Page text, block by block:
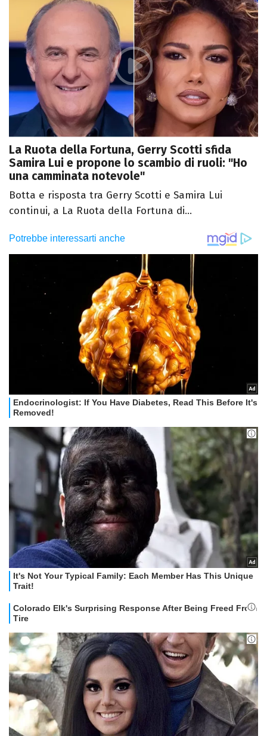
La Ruota della Fortuna, Gerry Scotti sfida
Samira Lui e propone lo scambio di ruoli: "Ho
una camminata notevole"
Botta e risposta tra Gerry Scotti e Samira Lui
continui, a La Ruota della Fortuna di...